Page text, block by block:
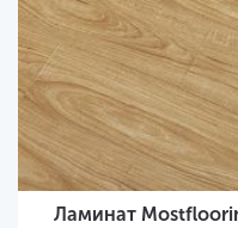
Ламинат